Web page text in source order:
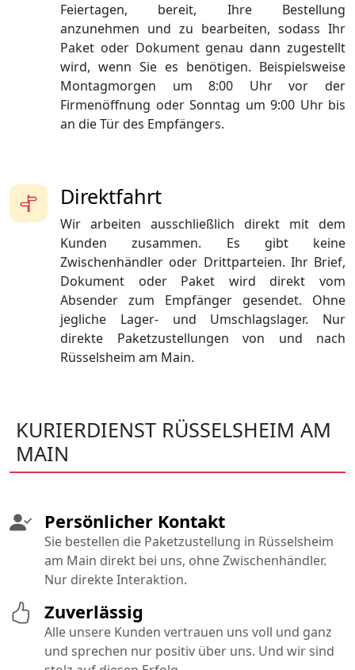
Direktfahrt
Wir arbeiten ausschließlich direkt mit dem
Kunden zusammen. Es gibt keine
Zwischenhändler oder Drittparteien. Ihr Brief,
Dokument oder Paket wird direkt vom
Absender zum Empfänger gesendet. Ohne
jegliche Lager- und Umschlagslager. Nur
direkte Paketzustellungen von und nach
Rüsselsheim am Main.
Feiertagen, bereit, Ihre Bestellung
anzunehmen und zu bearbeiten, sodass Ihr
Paket oder Dokument genau dann zugestellt
wird, wenn Sie es benötigen. Beispielsweise
Montagmorgen um 8:00 Uhr vor der
Firmenöffnung oder Sonntag um 9:00 Uhr bis
an die Tür des Empfängers.
KURIERDIENST RÜSSELSHEIM AM
MAIN
Persönlicher Kontakt
Sie bestellen die Paketzustellung in Rüsselsheim
am Main direkt bei uns, ohne Zwischenhändler.
Nur direkte Interaktion.
Zuverlässig
Alle unsere Kunden vertrauen uns voll und ganz
und sprechen nur positiv über uns. Und wir sind